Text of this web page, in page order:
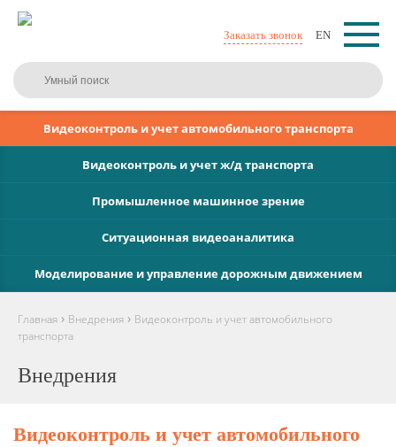
Заказать звонок EN
Видеоконтроль и учет автомобильного транспорта
Видеоконтроль и учет ж/д транспорта
Промышленное машинное зрение
Ситуационная видеоаналитика
Моделирование и управление дорожным движением
Главная › Внедрения › Видеоконтроль и учет автомобильного
транспорта
Внедрения
Видеоконтроль и учет автомобильного